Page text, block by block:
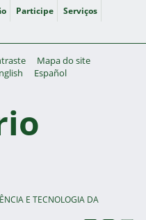
Participe
Serviços
Mapa do site
Español
E TECNOLOGIA DA